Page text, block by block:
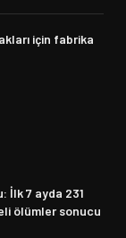
için fabrika
İlk 7 ayda 231
ölümler sonucu